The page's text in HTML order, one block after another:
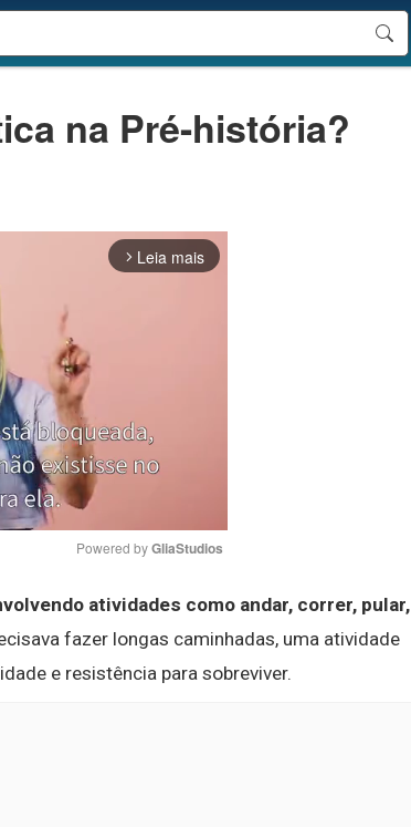
na Pré-história?
arrow_forward_ios Leia mais
Mute
Powered by GliaStudios
atividades como andar, correr, pular,
fazer longas caminhadas, uma atividade
e resistência para sobreviver.